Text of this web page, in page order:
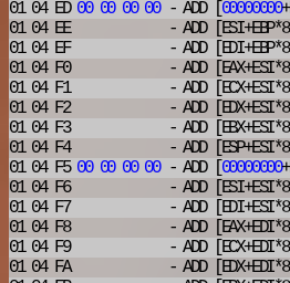
01 04 ED 00 00 00 00- ADD[ 00000000
01 04 EE
- ADD
01 04 EF
- ADD
01 04 F0
- ADD
01 04 F1
- ADD
01 04 F2
- ADD
01 04 F3
- ADD
01 04 F4
- ADD
01 04 F5 00 00 00 00- ADD[ 00000000
01 04 F6
- ADD
01 04 F7
- ADD
01 04 F8
- ADD
01 04 F9
- ADD
01 04 FA
- ADD